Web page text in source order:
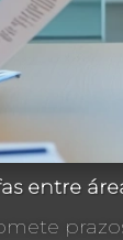
entre